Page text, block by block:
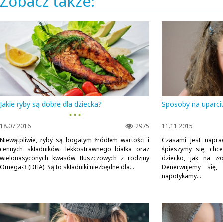
Jakie ryby są dobre dla dziecka?
▪ ▪ ▪
2975
18.07.2016
Niewątpliwie, ryby są bogatym źródłem wartości i
cennych składników: lekkostrawnego białka oraz
wielonasyconych kwasów tłuszczowych z rodziny
Omega-3 (DHA). Są to składniki niezbędne dla...
Sposoby na
11.11.2015
Czasami jest
śpieszymy się,
dziecko, jak na
Denerwujemy
napotykamy...